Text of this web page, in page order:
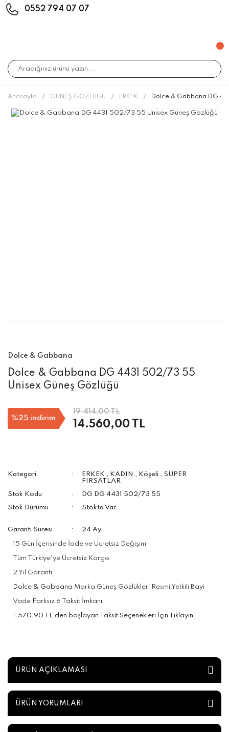
0552 794 07 07
Anasayfa GÜNEŞ GÖZLÜĞÜ ERKEK Dolce & Gabbana DG
Dolce & Gabbana
Dolce & Gabbana DG 4431 502/73 55
Unisex Güneş Gözlüğü
%25 indirim
19.414,00 TL
14.560,00 TL
Kategori ERKEK , KADIN , Köşeli , SÜPER
FIRSATLAR
Stok Kodu
DG DG 4431 502/73 55
Stok Durumu
Stokta Var
Garanti Süresi 24 Ay
15 Gün İçerisinde İade ve Ücretsiz Değişim
Tüm Türkiye'ye Ücretsiz Kargo
2 Yıl Garanti
Dolce & Gabbana Marka Güneş Gözlükleri Resmi Yetkili Bayi
Vade Farksız 6 Taksit İmkanı
1.570,90 TL den başlayan Taksit Seçenekleri İçin Tıklayın
ÜRÜN AÇIKLAMASI
ÜRÜN YORUMLARI